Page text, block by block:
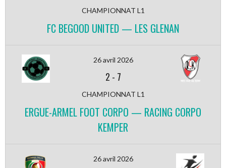
CHAMPIONNAT L1
FC BEGOOD UNITED — LES GLENAN
26 avril 2026
2 - 7
CHAMPIONNAT L1
ERGUE-ARMEL FOOT CORPO — RACING CORPO
KEMPER
26 avril 2026